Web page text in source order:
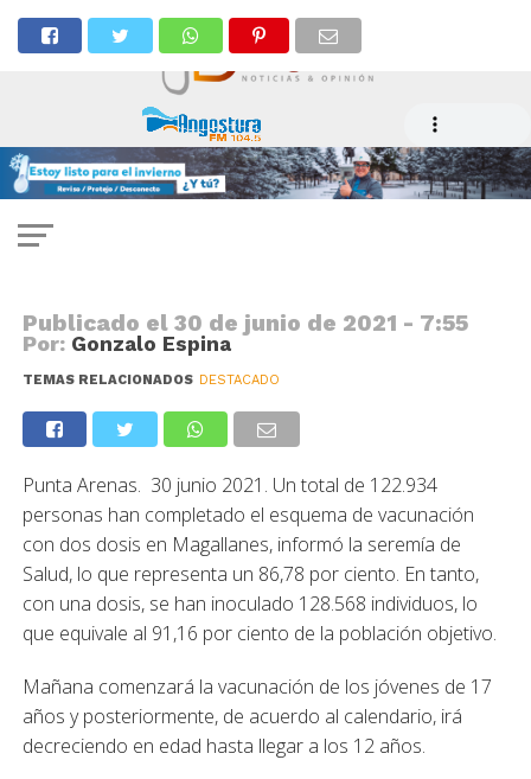
COVID
Campaña de vacunación supera el
86 por ciento
Publicado el 30 de junio de 2021 - 7:55
Por: Gonzalo Espina
TEMAS RELACIONADOS DESTACADO
Punta Arenas. 30 junio 2021. Un total de 122.934
personas han completado el esquema de vacunación
con dos dosis en Magallanes, informó la seremía de
Salud, lo que representa un 86,78 por ciento. En tanto,
con una dosis, se han inoculado 128.568 individuos, lo
que equivale al 91,16 por ciento de la población objetivo.
Mañana comenzará la vacunación de los jóvenes de 17
años y posteriormente, de acuerdo al calendario, irá
decreciendo en edad hasta llegar a los 12 años.